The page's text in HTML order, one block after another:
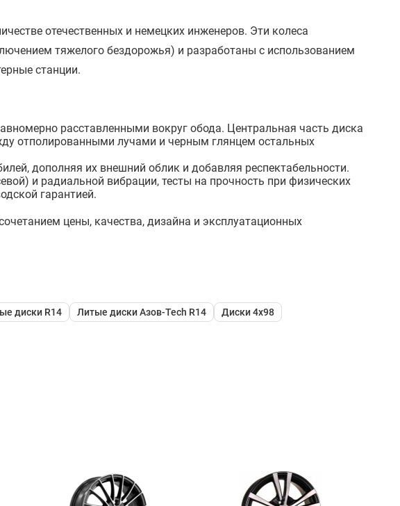
отечественных и немецких инженеров. Эти колеса
тяжелого бездорожья) и разработаны с использованием
станции.
расставленными вокруг обода. Центральная часть диска
отполированными лучами и черным глянцем остальных
дополняя их внешний облик и добавляя респектабельности.
и радиальной вибрации, тесты на прочность при физических
гарантией.
цены, качества, дизайна и эксплуатационных
диски R14 Литые диски Азов-Tech R14
Диски 4x98